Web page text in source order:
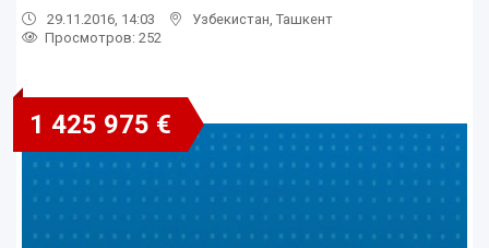
29.11.2016, 14:03 Узбекистан Ташкент
Просмотров: 252
1 425 975 €